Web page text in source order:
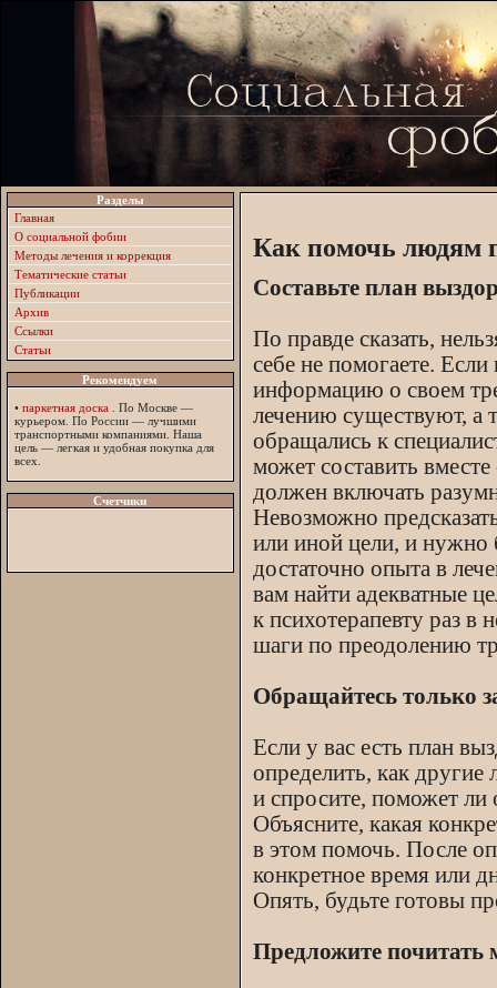
Разделы
Главная
О социальной фобии
Методы лечения и коррекция
Тематические статьи
Публикации
Архив
Ссылки
Статьи
Рекомендуем
• паркетная доска . По Москве —
курьером. По России — лучшими
транспортными компаниями. Наша
цель — легкая и удобная покупка для
всех.
Счетчики
Как помочь людям
Составьте план
По правде сказать,
себе не помогаете.
информацию о своем
лечению существуют, а
обращались к
может составить
должен включать
Невозможно
или иной цели, и нужно
достаточно опыта в
вам найти адекватные
к психотерапевту раз
шаги по преодолению
Обращайтесь только
Если у вас есть план
определить, как
и спросите, поможет ли
Объясните, какая
в этом помочь. После
конкретное время или
Опять, будьте готовы
Предложите почитать